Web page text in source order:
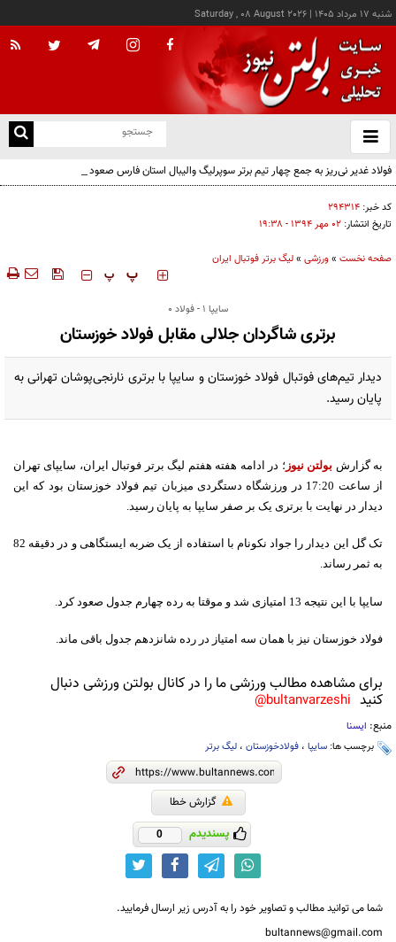
شنبه ۱۷ مرداد ۱۴۰۵ |
Saturday , 08 August 2026
باز
و
فولاد غدیر نی‌ریز به جمع چهار تیم برتر سوپرلیگ والیبال استان فارس صعود کرد
کد خبر: ۲۹۴۳۱۴
تاریخ انتشار: ۰۲ مهر ۱۳۹۴ - ۱۹:۳۸
صفحه نخست »ورزشی »لیگ برتر فوتبال ایران
‍‍‍ پ پ
سایپا 1 - فولاد 0
برتری شاگردان جلالی مقابل فولاد خوزستان
دیدار تیم‌های فوتبال فولاد خوزستان و سایپا با برتری نارنجی‌پوشان تهرانی به
پایان رسید.
به گزارش بولتن نیوز ؛ در ادامه هفته هفتم لیگ برتر فوتبال ایران، سایپای تهران
از ساعت 17:20 در ورزشگاه دستگردی میزبان تیم فولاد خوزستان بود که این
دیدار در نهایت با برتری یک بر صفر سایپا به پایان رسید.
تک گل این دیدار را جواد نکونام با استفاده از یک ضربه ایستگاهی و در دقیقه 82
به ثمر رساند.
سایپا با این نتیجه 13 امتیازی شد و موقتا به رده چهارم جدول صعود کرد.
فولاد خوزستان نیز با همان سه امتیاز در رده شانزدهم جدول باقی ماند.
برای مشاهده مطالب ورزشی ما را در کانال بولتن ورزشی دنبال
کنید bultanvarzeshi@
منبع: ایسنا
برچسب ها: سایپا ، فولادخوزستان ، لیگ برتر
گزارش خطا
پسندیدم 0
شما می توانید مطالب و تصاویر خود را به آدرس زیر ارسال فرمایید.
bultannews@gmail.com